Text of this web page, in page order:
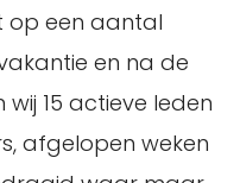
op een aantal
en na de
15 actieve leden
afgelopen weken